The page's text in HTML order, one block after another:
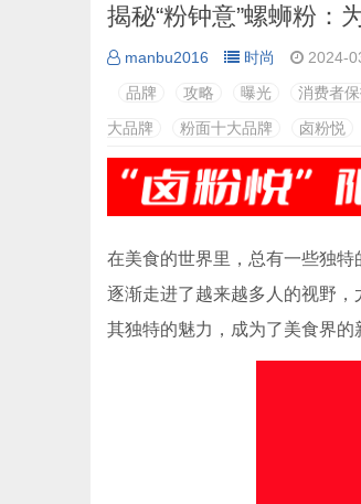
揭秘“粉钟意”螺蛳粉：
manbu2016 时尚 2024-
品牌
攻略 曝光 消费者
大品牌
粉面十大品牌 卤粉悦
在美食的世界里，总有一些独
逐渐走进了越来越多人的视野，
其独特的魅力，成为了美食界的